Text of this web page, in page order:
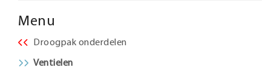
Menu
Droogpak onderdelen
Ventielen